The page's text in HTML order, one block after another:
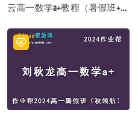
云高一数学a+教程（暑假班+秋